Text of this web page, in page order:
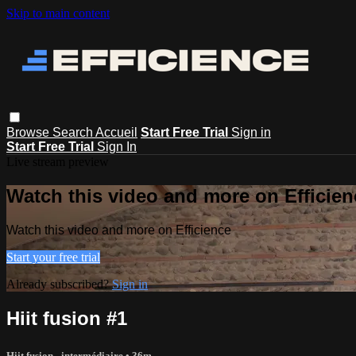
Skip to main content
Browse Search Accueil Start Free Trial Sign in
Start Free Trial Sign In
Watch this video and more on
Watch this video and more on Efficience
Start your free trial
Already subscribed?Sign in
Hiit fusion #1